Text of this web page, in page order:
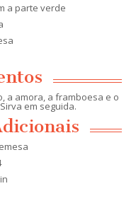
a parte verde
a amora, a framboesa e o
em seguida.